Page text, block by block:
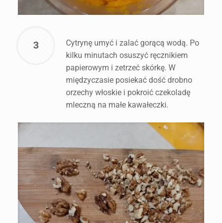
3
Cytrynę umyć i zalać gorącą wodą. Po
kilku minutach osuszyć ręcznikiem
papierowym i zetrzeć skórkę. W
międzyczasie posiekać dość drobno
orzechy włoskie i pokroić czekoladę
mleczną na małe kawałeczki.